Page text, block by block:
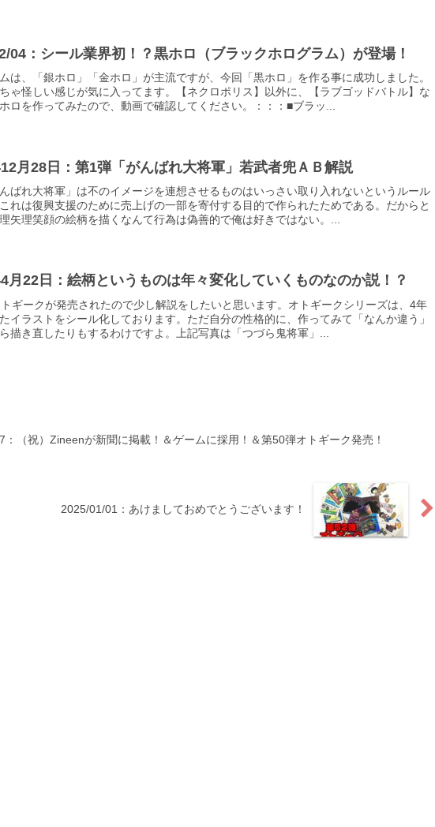
04：シール業界初！？黒ホロ（ブラックホログラム）が登場！
は、「銀ホロ」「金ホロ」が主流ですが、今回「黒ホロ」を作る事に成功しました。
ゃ怪しい感じが気に入ってます。【ネクロポリス】以外に、【ラブゴッドバトル】な
ロを作ってみたので、動画で確認してください。：：：■ブラッ...
月28日：第1弾「がんばれ大将軍」若武者兜ＡＢ解説
ばれ大将軍」は不のイメージを連想させるものはいっさい取り入れないというルール
れは復興支援のために売上げの一部を寄付する目的で作られたためである。だからと
矢理笑顔の絵柄を描くなんて行為は偽善的で俺は好きではない。...
月22日：絵柄というものは年々変化していくものなのか説！？
ギークが発売されたので少し解説をしたいと思います。オトギークシリーズは、4年
イラストをシール化しております。ただ自分の性格的に、作ってみて「なんか違う」
描き直したりもするわけですよ。上記写真は「つづら鬼将軍」...
：（祝）Zineenが新聞に掲載！＆ゲームに採用！＆第50弾オトギーク発売！
2025/01/01：あけましておめでとうございます！